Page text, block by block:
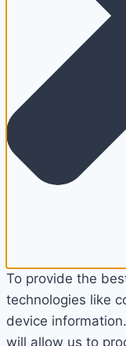
To provide the
technologies like
device
will allow us to